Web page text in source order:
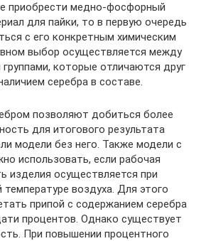
приобрести медно-фосфорный
для пайки, то в первую очередь
с его конкретным химическим
выбор осуществляется между
которые отличаются друг
серебра в составе.
позволяют добиться более
для итогового результата
модели без него. Также модели с
использовать, если рабочая
изделия осуществляется при
температуре воздуха. Для этого
припой с содержанием серебра
процентов. Однако существует
При повышении процентного